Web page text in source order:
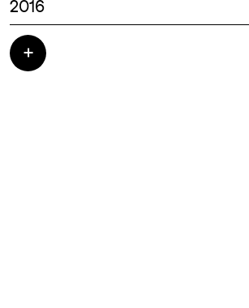
2016
Le projet comprend la MAISON
avec 23 logements (T1bis) 7